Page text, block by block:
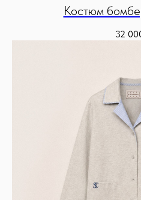
Костюм
32